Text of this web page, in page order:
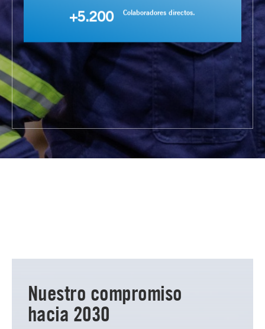
+5.200 Colaboradores directos.
Nuestro compromiso
hacia 2030